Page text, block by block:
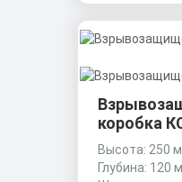
коробка
Высота: 250
Глубина: 120